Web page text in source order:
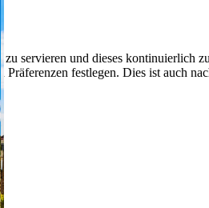
servieren und dieses kontinuierlich
Präferenzen festlegen. Dies ist